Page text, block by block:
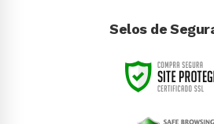
Selos de